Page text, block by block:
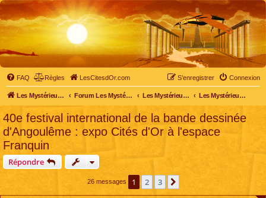
FAQ Règles LesCitesdOr.com Connexion
S’enregistrer
Les Mystérieuses Cités d'Or - LesCitesdOr.com Forum Les Mystérieuses Cités d'Or Les Mystérieuses Cités d'Or Les Mystérieuses Cités d'Or : saison 2 (2013)
40e festival international de la bande dessinée
d'Angoulême : expo Cités d'Or à l'espace
Franquin
Répondre
26 messages 1 2 3